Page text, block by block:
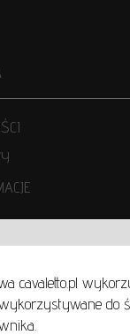
cavaletto.pl
do